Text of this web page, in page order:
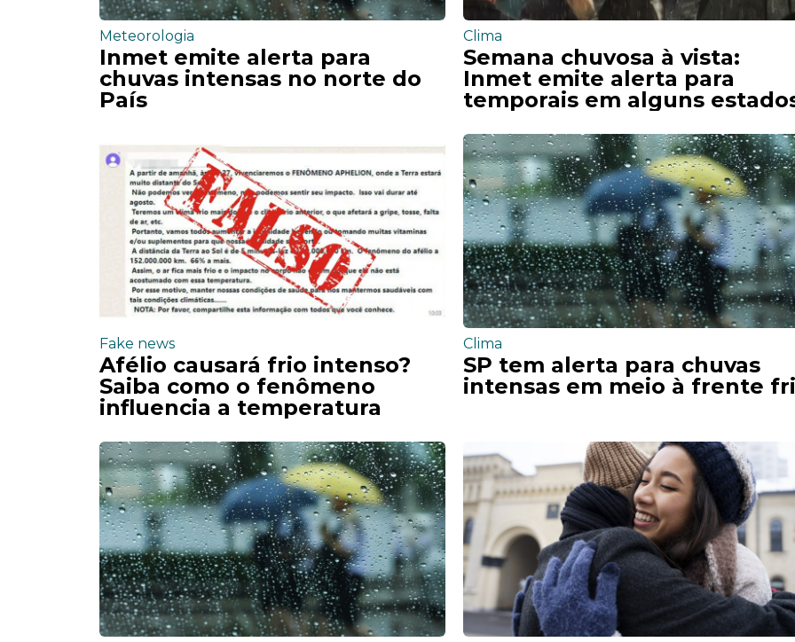
Meteorologia
Inmet emite alerta para
chuvas intensas no norte do
País
Clima
Semana chuvosa à vista:
Inmet emite alerta para
temporais em alguns
Fake news
Afélio causará frio intenso?
Saiba como o fenômeno
influencia a temperatura
Clima
SP tem alerta para chuvas
intensas em meio à frente